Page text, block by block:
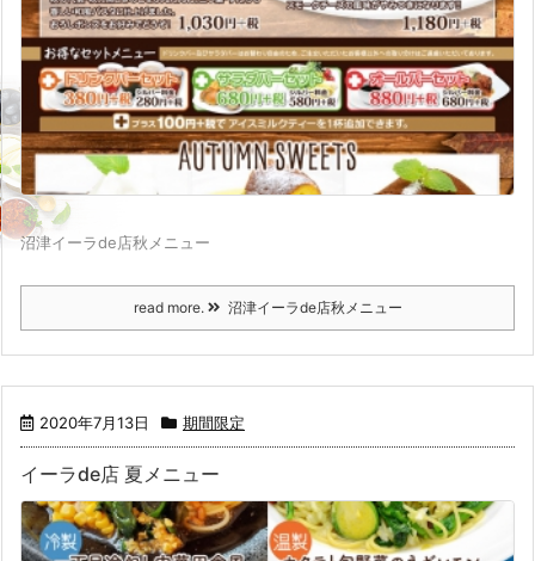
沼津イーラde店秋メニュー
read more. 沼津イーラde店秋メニュー
2020年7月13日 期間限定
イーラde店 夏メニュー